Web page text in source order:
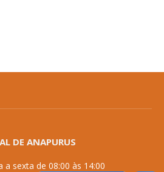
DE ANAPURUS
sexta de 08:00 às 14:00